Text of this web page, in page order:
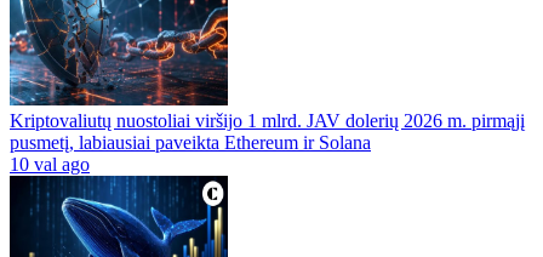
Kriptovaliutų nuostoliai viršijo 1 mlrd. JAV dolerių 2026 m. pirmąjį
pusmetį, labiausiai paveikta Ethereum ir Solana
10 val ago